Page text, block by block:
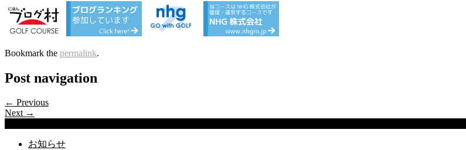
Bookmark the permalink.
Post navigation
← Previous
Next →
お知らせ